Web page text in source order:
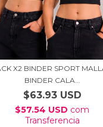
X2 BINDER SPORT
BINDER CALA...
$63.93 USD
$57.54 USD com
Transferencia